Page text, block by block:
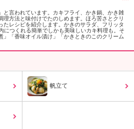
を
見
つ
け
よ
。
K
エ
と言われています。カキフライ、かき鍋、かき雑
方法と味付けでたのしめます。ほろ苦さとクリ
たレシピを紹介します。かきのサラダ、フリッタ
につくれる簡単でしかも美味しいカキ料理も。そ
」「香味オイル漬け」「かきときのこのクリーム
帆立て